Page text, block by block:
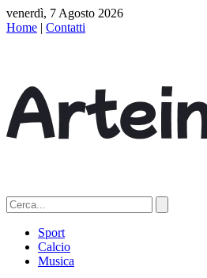
venerdì, 7 Agosto 2026
Home | Contatti
Sport
Calcio
Musica